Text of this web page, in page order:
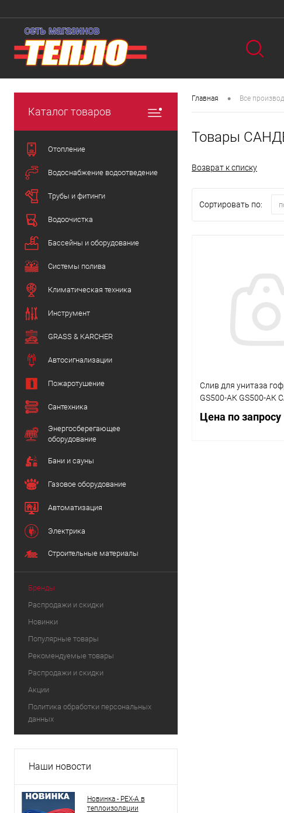
Каталог товаров
Отопление
Водоснабжение водоотведение
Трубы и фитинги
Водоочистка
Бассейны и оборудование
Системы полива
Климатическая техника
Инструмент
GRASS & KARCHER
Автосигнализации
Пожаротушение
Сантехника
Энергосберегающее
оборудование
Бани и сауны
Газовое оборудование
Автоматизация
Электрика
Строительные материалы
Бренды
Распродажи и скидки
Новинки
Популярные товары
Рекомендуемые товары
Распродажи и скидки
Акции
Политика обработки персональных
данных
Наши новости
Новинка - PEX-A в
теплоизоляции
Главная • Все
Товары
Возврат к списку
Сортировать по:
Слив для унитаза
GS500-АК GS500-АК
Цена по запросу